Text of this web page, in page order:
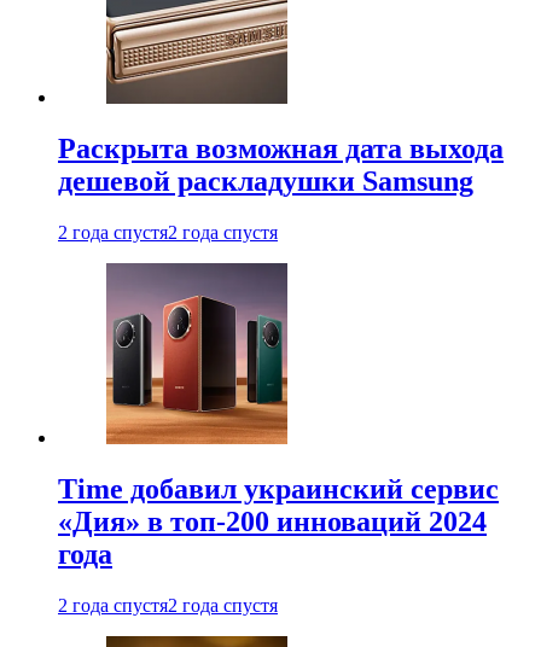
Раскрыта возможная дата выхода
дешевой раскладушки Samsung
2 года спустя2 года спустя
Time добавил украинский сервис
«Дия» в топ-200 инноваций 2024
года
2 года спустя2 года спустя